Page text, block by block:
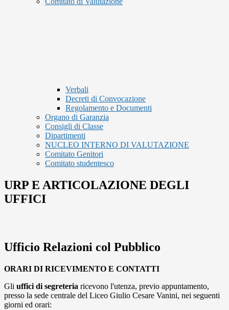
Verbali
Decreti di Convocazione
Regolamento e Documenti
Organo di Garanzia
Consigli di Classe
Dipartimenti
NUCLEO INTERNO DI VALUTAZIONE
Comitato Genitori
Comitato studentesco
URP E ARTICOLAZIONE DEGLI
UFFICI
Ufficio Relazioni col Pubblico
ORARI DI RICEVIMENTO E CONTATTI
Gli uffici di segreteria ricevono l'utenza, previo appuntamento,
presso la sede centrale del Liceo Giulio Cesare Vanini, nei seguenti
giorni ed orari: